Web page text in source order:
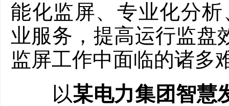
能化监屏、专业化分
业服务，提高运行监盘
监屏工作中面临的诸多
以某电力集团智慧